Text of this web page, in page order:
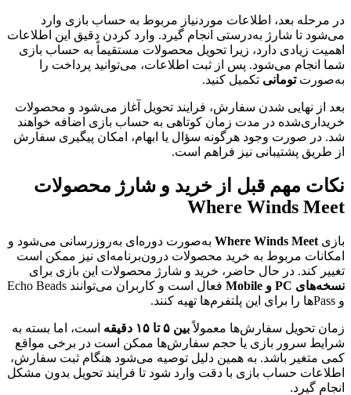
در مرحله بعد، اطلاعات موردنیاز مربوط به حساب بازی وارد
می‌شود تا شارژ به‌درستی انجام گیرد. وارد کردن دقیق این اطلاعات
اهمیت زیادی دارد، زیرا تحویل محصولات مستقیماً به حساب بازی
شما انجام می‌شود. پس از ثبت اطلاعات، می‌توانید پرداخت را
به‌صورتتومانی تکمیل کنید.
بعد از نهایی شدن سفارش، فرایند تحویل آغاز می‌شود و محصولات
خریداری‌شده در مدت زمان کوتاهی به حساب بازی اضافه خواهند
شد. در صورت وجود هرگونه سؤال یا ابهام، امکان پیگیری سفارش
از طریق پشتیبانی نیز فراهم است.
نکات مهم قبل از خرید و شارژ محصولات
Where Winds Meet
بازی Where Winds Meet به‌صورت دوره‌ای به‌روزرسانی می‌شود و
امکانات مربوط به خرید محصولات درون‌برنامه‌ای نیز ممکن است
تغییر کند. در حال حاضر، خرید و شارژ محصولات این بازی برای
نسخه‌های PC و Mobile
فعال است و کاربران می‌توانند Echo Beads
و Pass‌ها را برای این پلتفرم‌ها تهیه کنند.
زمان تحویل سفارش‌ها معمولاًبین ۵ تا ۱۵ دقیقه
است، اما بسته به
شرایط سرور بازی یا حجم سفارش‌ها ممکن است در برخی مواقع
کمی متغیر باشد. به همین دلیل توصیه می‌شود هنگام ثبت سفارش،
اطلاعات حساب بازی با دقت وارد شود تا فرایند تحویل بدون مشکل
انجام گیرد.